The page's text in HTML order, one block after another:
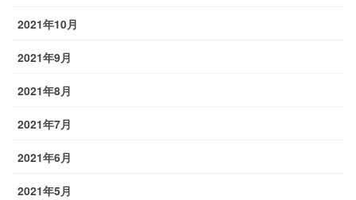
2021年10月
2021年9月
2021年8月
2021年7月
2021年6月
2021年5月